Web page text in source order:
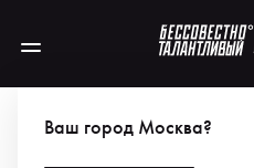
Ваш город Москва?